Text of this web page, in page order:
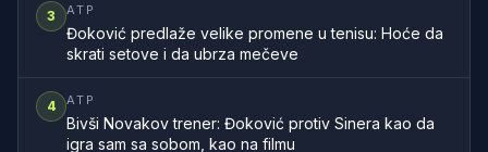
3 ATP
Đoković predlaže velike promene u tenisu: Hoće da
skrati setove i da ubrza mečeve
4 ATP
Bivši Novakov trener: Đoković protiv Sinera kao da
igra sam sa sobom, kao na filmu